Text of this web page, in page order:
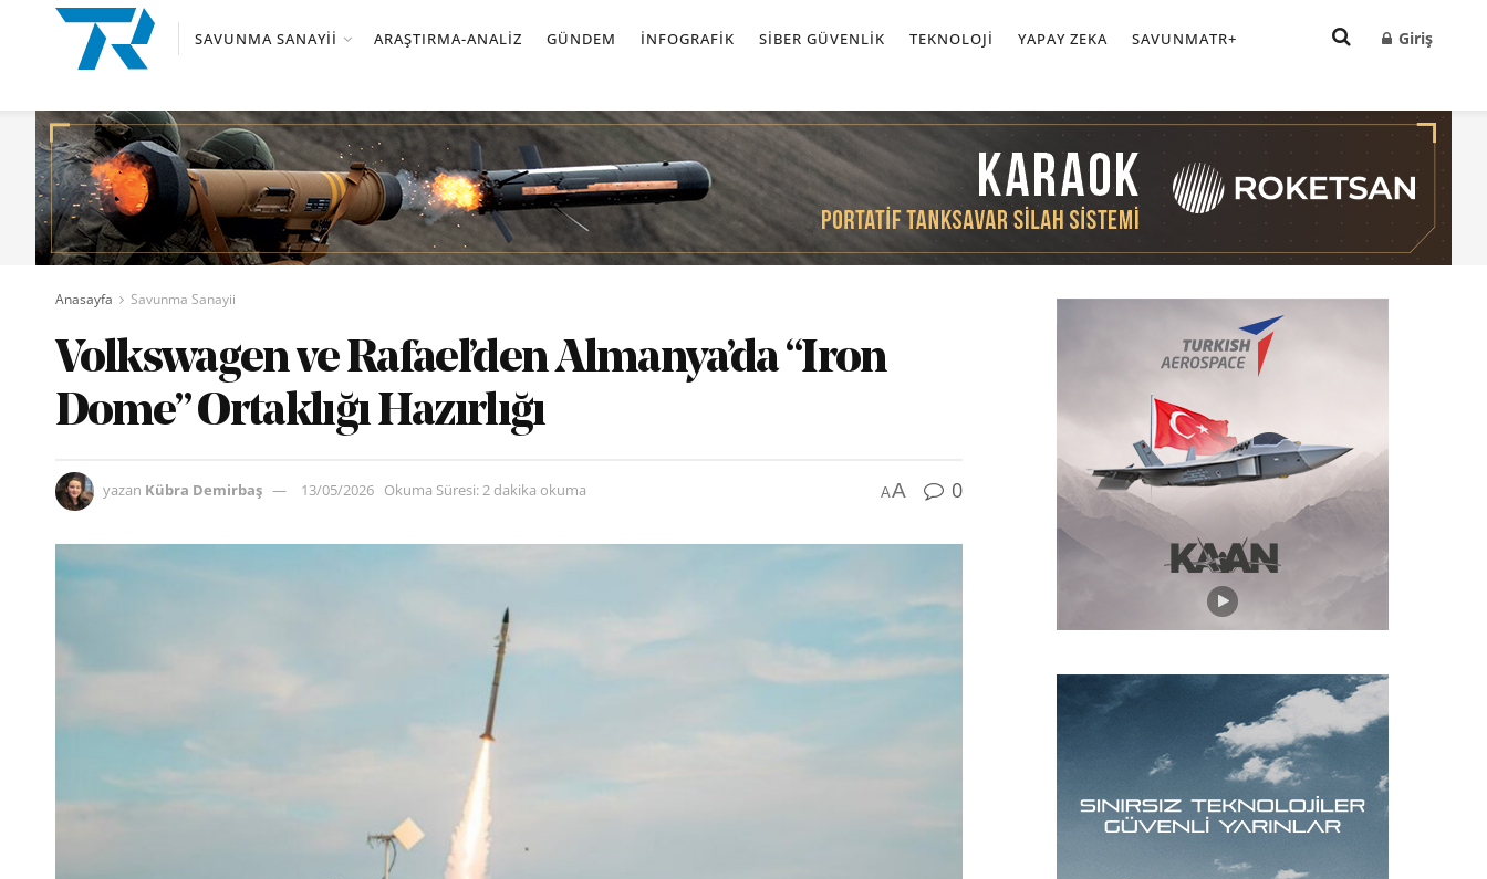
SAVUNMA SANAYII ARAŞTIRMA-ANALIZ GÜNDEM İNFOGRAFIK SIBER GÜVENLIK TEKNOLOJI YAPAY ZEKA SAVUNMATR+ Giriş
Anasayfa Savunma Sanayii
Volkswagen ve Rafael’den Almanya’da “Iron
Dome” Ortaklığı Hazırlığı
yazan Kübra Demirbaş 13/05/2026 Okuma Süresi: 2 dakika okuma AA 0